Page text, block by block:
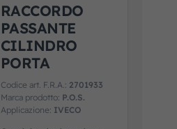
RACCORDO
PASSANTE
CILINDRO
PORTA
Codice art. F.R.A.: 2701933
Marca prodotto: P.O.S.
Applicazione: IVECO